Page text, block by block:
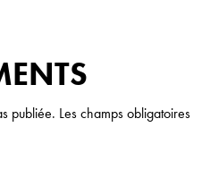
publiée. Les champs obligatoires